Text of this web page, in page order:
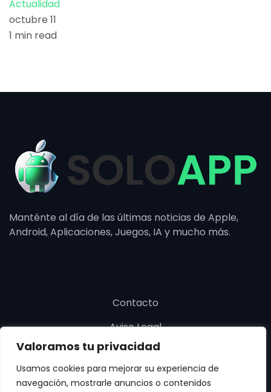
Valoramos tu privacidad
Usamos cookies para mejorar su experiencia de
navegación, mostrarle anuncios o contenidos
Actualidad
octubre 11
1 min read
Manténte al día de las últimas noticias de Apple,
Android, Aplicaciones, Juegos, IA y mucho más.
Contacto
Aviso Legal
Política de cookies
Política de privacidad